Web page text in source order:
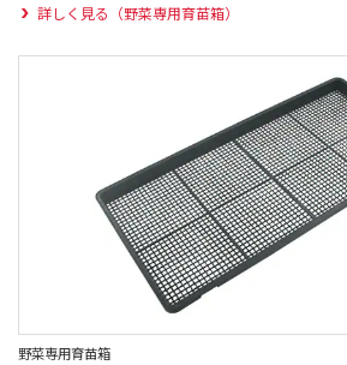
詳しく見る（野菜専用育苗箱）
野菜専用育苗箱